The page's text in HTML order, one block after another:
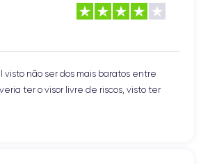
visto não ser dos mais baratos entre
ter o visor livre de riscos, visto ter